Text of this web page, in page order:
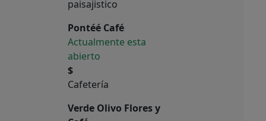
paisajistico
Pontéé Café
Actualmente esta
abierto
$
Cafetería
Verde Olivo Flores y